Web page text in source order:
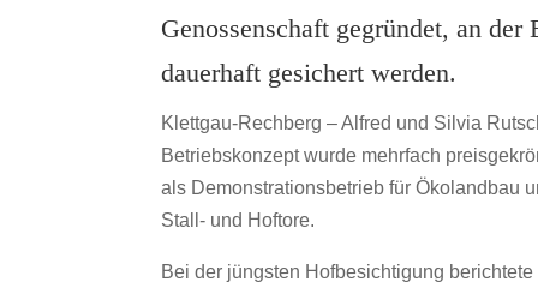
Genossenschaft gegründet, an
dauerhaft gesichert werden.
Klettgau-Rechberg – Alfred und Silvia
Betriebskonzept wurde mehrfach
als Demonstrationsbetrieb für Ökolandbau
Stall- und Hoftore.
Bei der jüngsten Hofbesichtigung